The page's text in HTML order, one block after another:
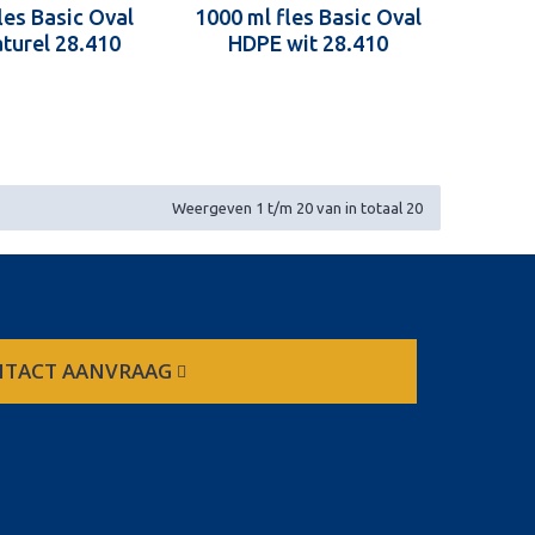
Basic Oval
28.410
1000 ml fles Basic Oval
HDPE wit 28.410
Weergeven 1 t/m 20 van in totaal 20
AANVRAAG